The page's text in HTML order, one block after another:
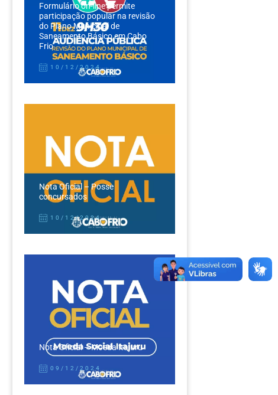
Formulário on-line permite
participação popular na revisão
do Plano Municipal de
Saneamento Básico em Cabo
Frio
10/12/2024
Nota Oficial – Posse
concursados
10/12/2024
Nota Oficial – Moeda Itajuru
09/12/2024